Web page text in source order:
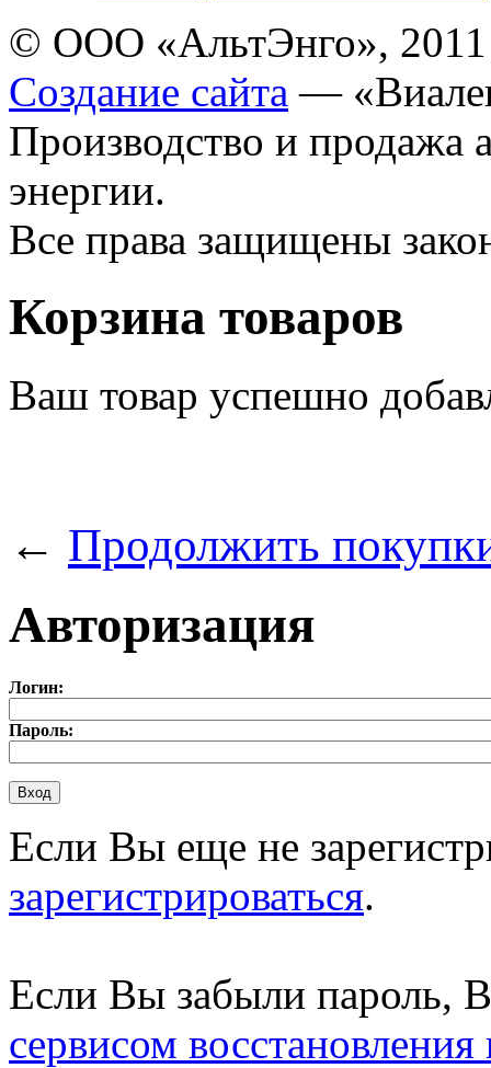
© ООО «АльтЭнго», 2011
Создание сайта —
Производство и продажа
энергии.
Все права защищены
Корзина товаров
Ваш товар успешно
← Продолжить
Авторизация
Логин:
Пароль:
Если Вы еще не
зарегистрироваться.
Если Вы забыли пароль,
сервисом восстановления